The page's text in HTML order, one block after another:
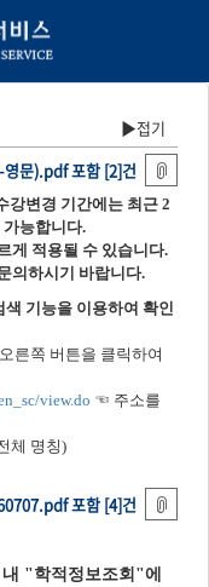
▶접기
영문).pdf 포함 [2]건
포함 [4]건